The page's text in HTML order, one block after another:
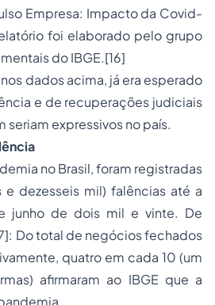
Empresa: Impacto da Covid-
foi elaborado pelo grupo
do IBGE.[16]
dados acima, já era esperado
e de recuperações judiciais
expressivos no país.
no Brasil, foram registradas
dezesseis mil) falências até a
junho de dois mil e vinte. De
: Do total de negócios fechados
quatro em cada 10 (um
afirmaram ao IBGE que a